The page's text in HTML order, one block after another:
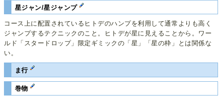
星ジャン/星ジャンプ
コース上に配置されているヒトデのハンプを利用して通常よりも高く
ジャンプするテクニックのこと。ヒトデが星に見えることから。ワー
ルド「スタードロップ」限定ギミックの「星」「星の枠」とは関係な
い。
ま行
巻物